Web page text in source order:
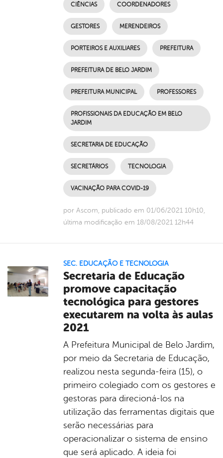
CIÊNCIAS COORDENADORES
GESTORES MERENDEIROS
PORTEIROS E AUXILIARES PREFEITURA
PREFEITURA DE BELO JARDIM
PREFEITURA MUNICIPAL PROFESSORES
PROFISSIONAIS DA EDUCAÇÃO EM BELO
JARDIM
SECRETARIA DE EDUCAÇÃO
SECRETÁRIOS TECNOLOGIA
VACINAÇÃO PARA COVID-19
por Ascom, publicado em 01/06/2021 10h10,
última modificação em 18/08/2021 12h44
SEC. EDUCAÇÃO E TECNOLOGIA
Secretaria de Educação
promove capacitação
tecnológica para gestores
executarem na volta às aulas
2021
A Prefeitura Municipal de Belo Jardim,
por meio da Secretaria de Educação,
realizou nesta segunda-feira (15), o
primeiro colegiado com os gestores e
gestoras para direcioná-los na
utilização das ferramentas digitais que
serão necessárias para
operacionalizar o sistema de ensino
que será aplicado. A ideia foi